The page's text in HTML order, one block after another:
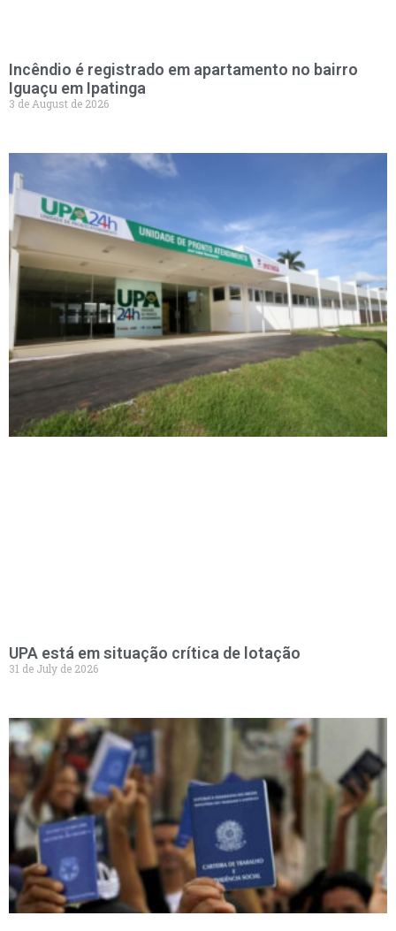
Incêndio é registrado em apartamento no bairro
Iguaçu em Ipatinga
3 de August de 2026
UPA está em situação crítica de lotação
31 de July de 2026